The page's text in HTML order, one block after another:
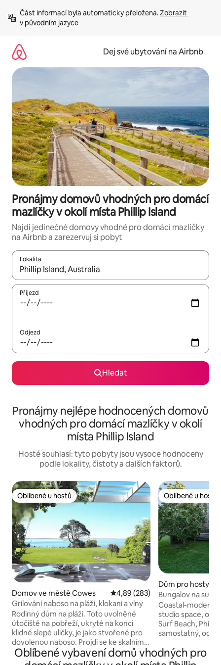
obsah
Část informací byla automaticky přeložena. Zobrazit
v původním jazyce
Dej své ubytování na Airbnb
Pronájmy domovů vhodných pro domácí
mazlíčky v okolí místa Phillip Island
Najdi jedinečné domovy vhodné pro domácí mazlíčky
na Airbnb a zarezervuj si pobyt
Lokalita
Až budou výsledky k dispozici, můžeš si je procházet pomocí
Příjezd
Odjezd
Hledat
Pronájmy nejlépe hodnocených domovů
vhodných pro domácí mazlíčky v okolí
místa Phillip Island
Hosté souhlasí: tyto pobyty jsou vysoce hodnoceny
podle lokality, čistoty a dalších faktorů.
Oblíbené u hostů
Oblíbené u hostů
Domov ve městě Cowes Průměrné hodnocení 4,89 z 5,
4,89 (283)
Grilování naboso na pláži, klokani a vlny
Rodinný dům na pláži. Toto uvolněné
útočiště na pobřeží, ukryté na konci
klidné slepé uličky, je jako stvořené pro
dovolenou naboso. Projdi se ke skalním
bazénům, pohraj si na trávníku, pozoruj
valabíky při pastvě a kukačky, které se
Oblíbené u hostů
Oblíbené u hostů
Dům pro hosty ve
rf Beach
Bungalov na
Coastal-modern
studio space,
Surf Beach, Phillip
samostatný,
parkování mimo
koupelna a plně
Oblíbené vybavení domů vhodných pro